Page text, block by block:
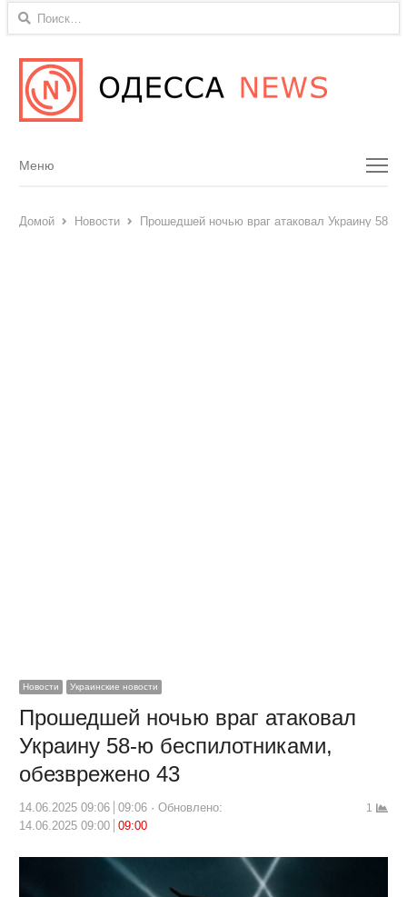
Найти:
Menu
Меню
Домой Новости Прошедшей ночью враг атаковал Украину 58-ю
Новости Украинские новости
Прошедшей ночью враг атаковал
Украину 58-ю беспилотниками,
обезврежено 43
14.06.2025 09:06 09:06
Обновлено:
14.06.2025 09:00
09:00
1